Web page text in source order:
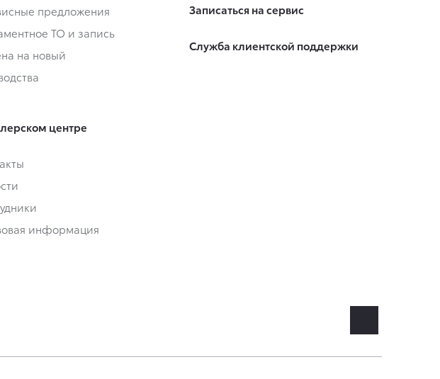
предложения
ТО и запись
на новый
центре
информация
Записаться на сервис
Служба клиентской поддержки